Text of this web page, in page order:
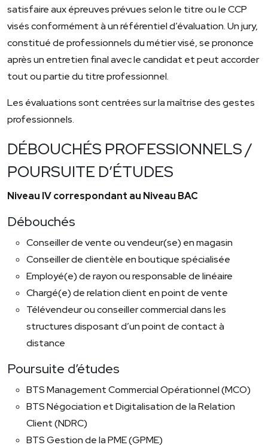
satisfaire aux épreuves prévues selon le titre ou le CCP
visés conformément à un référentiel d’évaluation. Un jury,
constitué de professionnels du métier visé, se prononce
après un entretien final avec le candidat et peut accorder
tout ou partie du titre professionnel.
Les évaluations sont centrées sur la maîtrise des gestes
professionnels.
DÉBOUCHÉS PROFESSIONNELS /
POURSUITE D’ÉTUDES
Niveau IV correspondant au Niveau BAC
Débouchés
Conseiller de vente ou vendeur(se) en magasin
Conseiller de clientèle en boutique spécialisée
Employé(e) de rayon ou responsable de linéaire
Chargé(e) de relation client en point de vente
Télévendeur ou conseiller commercial dans les
structures disposant d’un point de contact à
distance
Poursuite d’études
BTS Management Commercial Opérationnel (MCO)
BTS Négociation et Digitalisation de la Relation
Client (NDRC)
BTS Gestion de la PME (GPME)